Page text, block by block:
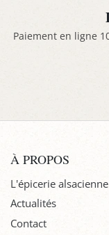
Paiement en ligne
À PROPOS
L'épicerie alsacienne
Actualités
Contact